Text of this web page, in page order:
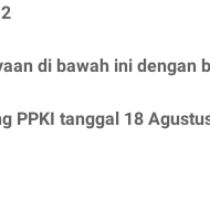
di bawah ini dengan
PPKI tanggal 18